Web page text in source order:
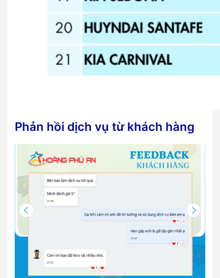
Phản hồi dịch vụ từ khách hàng